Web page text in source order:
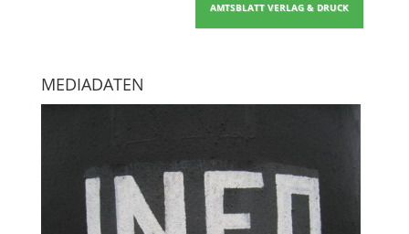
AMTSBLATT VERLAG & DRUCK
MEDIADATEN